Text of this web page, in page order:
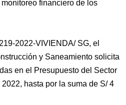
financiero de los
2022-VIVIENDA/ SG, el
y Saneamiento solicita
en el Presupuesto del Sector
hasta por la suma de S/ 4